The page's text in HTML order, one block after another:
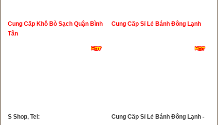
Cung Cấp Khô Bò Sạch Quận Bình
Tân
S Shop, Tel:
Cung Cấp Sỉ Lẻ Bánh Đông Lạnh
Cung Cấp Sỉ Lẻ Bánh Đông Lạnh -